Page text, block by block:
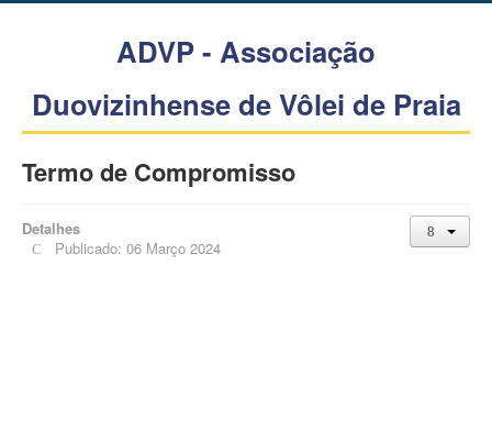
ADVP - Associação
Duovizinhense de Vôlei de Praia
Termo de Compromisso
Detalhes
Publicado: 06 Março 2024